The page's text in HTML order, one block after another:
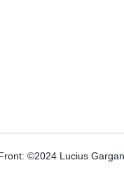
©2024 Lucius